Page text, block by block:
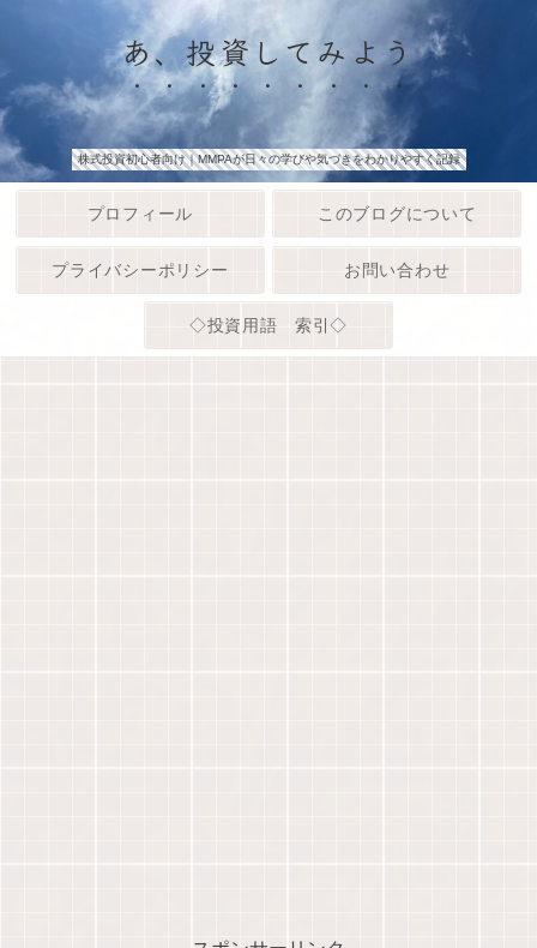
あ、投資してみよう
株式投資初心者向け｜MMPAが日々の学びや気づきをわかりやすく記録
プロフィール このブログについて
プライバシーポリシー お問い合わせ
◇投資用語 索引◇